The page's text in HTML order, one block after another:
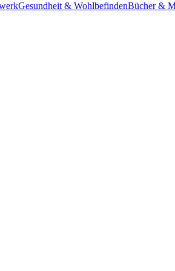
Gesundheit & WohlbefindenBücher &